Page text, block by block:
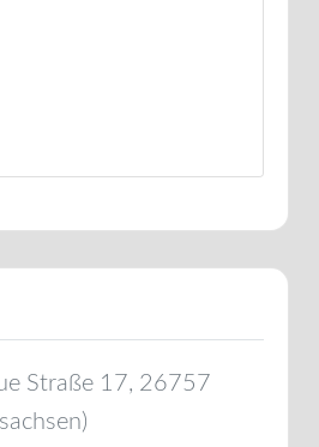
Straße 17, 26757
)